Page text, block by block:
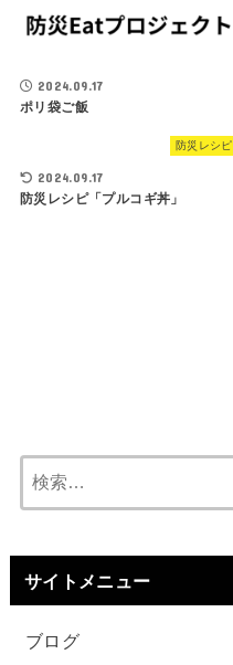
2024.09.17
ポリ袋ご飯
防災レシピ
2024.09.17
防災レシピ「プルコギ丼」
サイトメニュー
ブログ